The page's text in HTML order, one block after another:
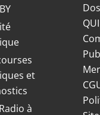
et
à